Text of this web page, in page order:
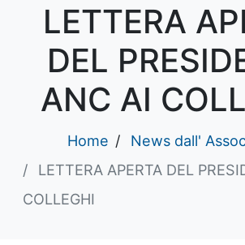
LETTERA
DEL
ANC AI
Home
News dall'
LETTERA APERTA DEL
COLLEGHI